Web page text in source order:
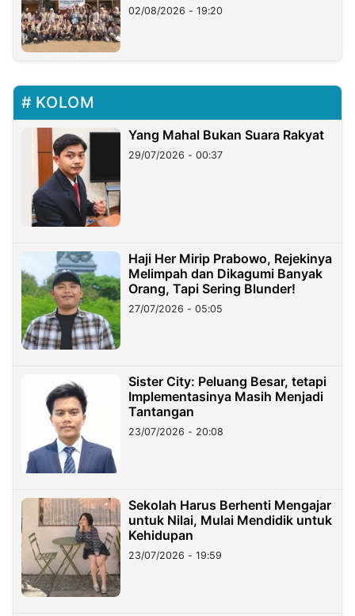
02/08/2026 - 19:20
KOLOM
Yang Mahal Bukan Suara Rakyat
29/07/2026 - 00:37
Haji Her Mirip Prabowo, Rejekinya
Melimpah dan Dikagumi Banyak
Orang, Tapi Sering Blunder!
27/07/2026 - 05:05
Sister City: Peluang Besar, tetapi
Implementasinya Masih Menjadi
Tantangan
23/07/2026 - 20:08
Sekolah Harus Berhenti Mengajar
untuk Nilai, Mulai Mendidik untuk
Kehidupan
23/07/2026 - 19:59